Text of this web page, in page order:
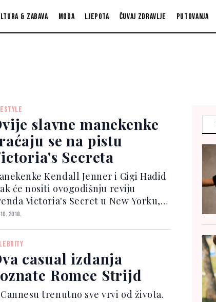
& zabava Moda Ljepota Čuvaj zdravlje Putovanja
slavne manekenke
se na pistu
Secreta
Kendall Jenner i Gigi Hadid
će nositi ovogodišnju reviju
Victoria's Secret u New Yorku,
se nisu našle na prvom popisu
vijest još nisu potvrdile, no
je umjesto njih na...
2018.
casual izdanja
poznate Romee Strijd
trenutno sve vrvi od života.